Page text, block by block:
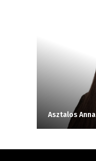
Asztalos Anna